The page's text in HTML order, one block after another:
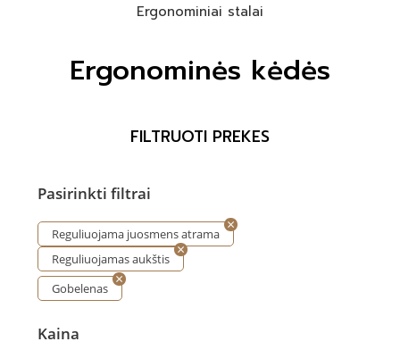
Ergonominiai stalai
Ergonominės kėdės
FILTRUOTI PREKES
Pasirinkti filtrai
Reguliuojama juosmens atrama
Reguliuojamas aukštis
Gobelenas
Kaina